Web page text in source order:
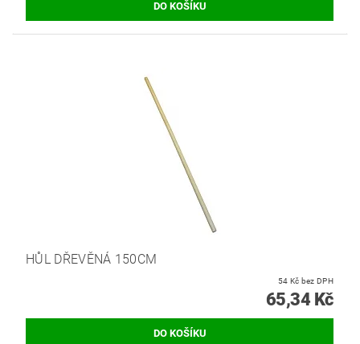
HŮL DŘEVĚNÁ 150CM
54 Kč bez DPH
65,34 Kč